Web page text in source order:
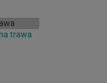
trawa